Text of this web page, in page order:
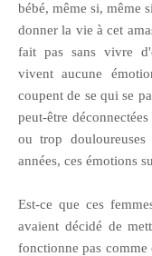
bébé, même si, même
donner la vie à cet
fait pas sans vivre
vivent aucune
coupent de se qui se
peut-être
ou trop
années, ces émotions
Est-ce que ces
avaient décidé de
fonctionne pas comme